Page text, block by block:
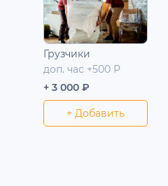
Грузчики
доп. час +500 Р
+ 3 000 ₽
+ Добавить